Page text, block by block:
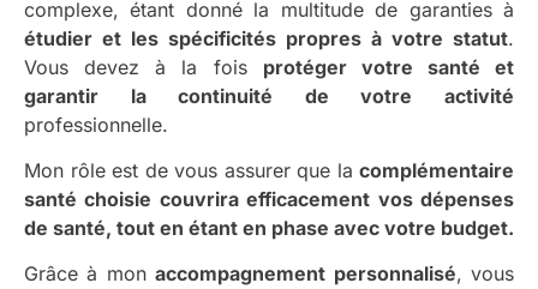
complexe, étant donné la multitude de garanties à
étudier et les spécificités propres à votre statut.
Vous devez à la fois protéger votre santé et
garantir la continuité de votre activité
professionnelle.
Mon rôle est de vous assurer que la complémentaire
santé choisie couvrira efficacement vos dépenses
de santé, tout en étant en phase avec votre budget.
Grâce à monaccompagnement personnalisé, vous